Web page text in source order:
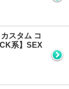
スタム コ
系】SEX